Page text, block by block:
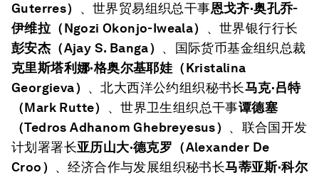
Guterres）
、世界贸易组织总干事恩戈齐·奥孔乔-
伊维拉（Ngozi Okonjo-Iweala）
、世界银行行长
彭安杰（Ajay S. Banga） 、国际货币基金组织总裁
克里斯塔利娜·格奥尔基耶娃（Kristalina
Georgieva） 、北大西洋公约组织秘书长马克·吕特
（Mark Rutte） 、世界卫生组织总干事谭德塞
（Tedros Adhanom Ghebreyesus） 、联合国开发
计划署署长亚历山大·德克罗（Alexander De
Croo） 、经济合作与发展组织秘书长马蒂亚斯·科尔